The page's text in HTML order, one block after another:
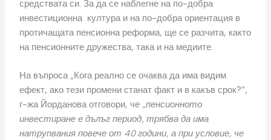
средствата си. За да се наблегне на по-добра
инвестиционна култура и на по-добра ориентация в
протичащата пенсионна реформа, ще се разчита, както
на пенсионните дружества, така и на медиите.
На въпроса „Кога реално се очаква да има видим
ефект, ако тези промени станат факт и в какъв срок?“,
г-жа Йорданова отговори, че „пенсионното
инвестиране е дълъг период, трябва да има
натрупвания повече от 40 години, а при условие, че